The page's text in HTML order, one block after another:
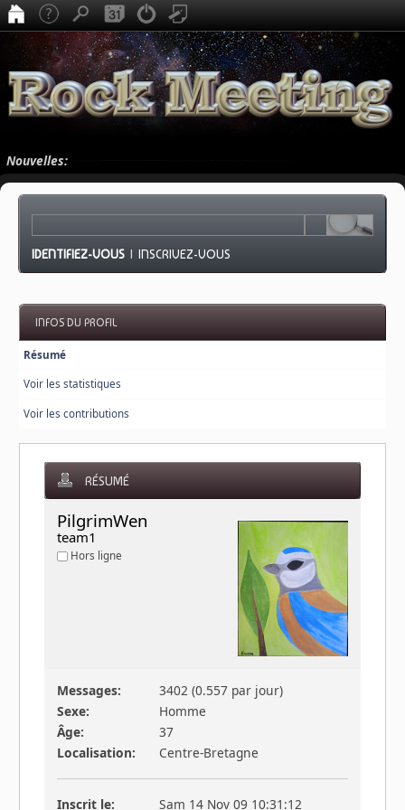
Nouvelles:
IDENTIFIEZ-VOUS |INSCRIVEZ-VOUS
INFOS DU PROFIL
Résumé
Voir les statistiques
Voir les contributions
RÉSUMÉ
PilgrimWen
team1
Hors ligne
Messages:
3402 (0.557 par jour)
Sexe:
Homme
Âge:
37
Localisation:
Centre-Bretagne
Inscrit le: Sam 14 Nov 09 10:31:12